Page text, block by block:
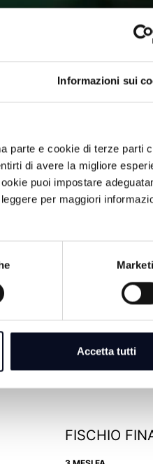
Informazioni sui
parte e cookie di terze parti
di avere la migliore
puoi impostare
per maggiori
Accetta tutti
FISCHIO
3 MESI FA
FISCHIO